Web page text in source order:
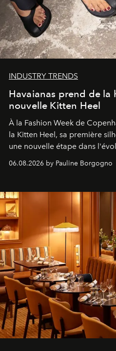
INDUSTRY TRENDS
Havaianas prend de la
nouvelle Kitten Heel
À la Fashion Week de
la Kitten Heel, sa première
une nouvelle étape dans
06.08.2026 by Pauline Borgogno